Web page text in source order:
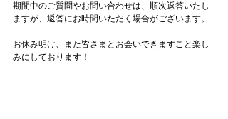
期間中のご質問やお問い合わせは、順次返答いたし
ますが、返答にお時間いただく場合がございます。
お休み明け、また皆さまとお会いできますこと楽し
みにしております！